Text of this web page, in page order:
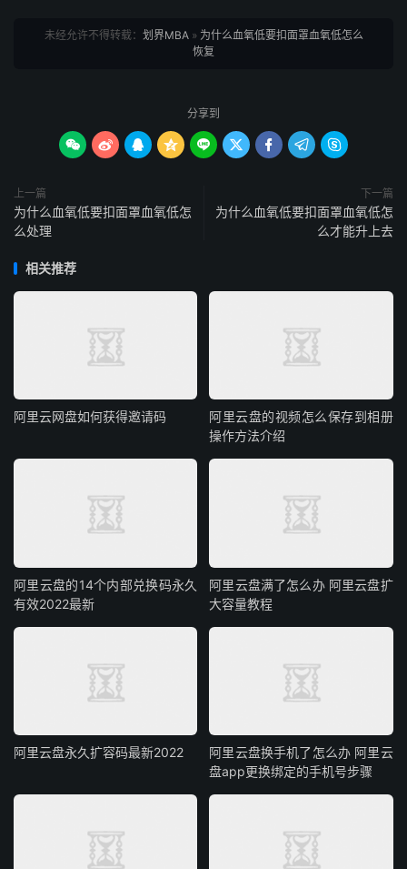
未经允许不得转载： 划界MBA» 为什么血氧低要扣面罩血氧低怎么
恢复
分享到
        
上一篇
为什么血氧低要扣面罩血氧低怎
么处理
下一篇
为什么血氧低要扣面罩血氧低怎
么才能升上去
相关推荐
阿里云网盘如何获得邀请码
阿里云盘的视频怎么保存到相册
操作方法介绍
阿里云盘的14个内部兑换码永久
有效2022最新
阿里云盘满了怎么办 阿里云盘扩
大容量教程
阿里云盘永久扩容码最新2022
阿里云盘换手机了怎么办 阿里云
盘app更换绑定的手机号步骤